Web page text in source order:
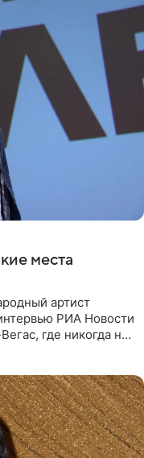
места
артист
РИА Новости
где никогда не